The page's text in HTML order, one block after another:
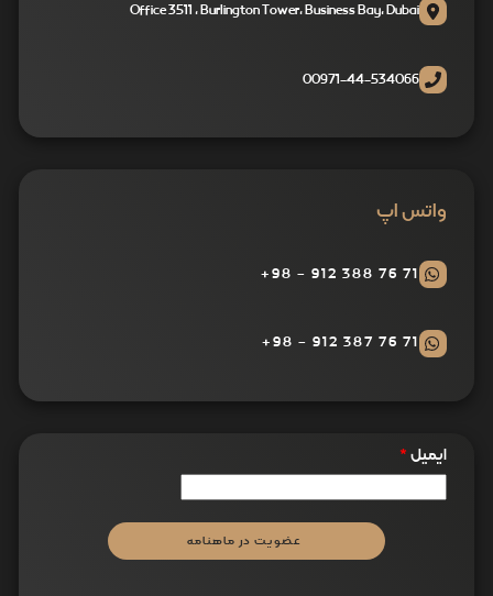
Office 3511 , Burlington Tower, Business Bay, Dubai
00971-44-534066
واتس اپ
71 76 388 912 - 98+
71 76 387 912 - 98+
ایمیل *
عضویت در ماهنامه